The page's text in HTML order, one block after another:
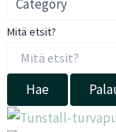
Mitä etsit?
Hae